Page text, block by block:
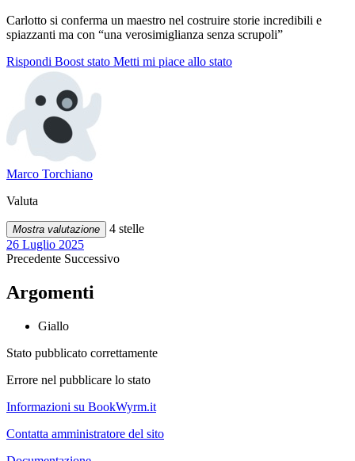
Carlotto si conferma un maestro nel costruire storie incredibili e
spiazzanti ma con “una verosimiglianza senza scrupoli”
Rispondi Boost stato Metti mi piace allo stato
Marco Torchiano
Valuta
Mostra valutazione
4 stelle
26 Luglio 2025
Precedente Successivo
Argomenti
Giallo
Stato pubblicato correttamente
Errore nel pubblicare lo stato
Informazioni su BookWyrm.it
Contatta amministratore del sito